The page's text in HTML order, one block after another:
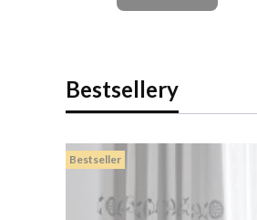
Bestsellery
Bestseller